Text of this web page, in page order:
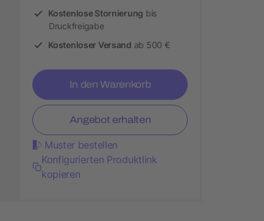
Kostenlose Stornierung bis
Druckfreigabe
Kostenloser Versand ab 500 €
In den Warenkorb
Angebot erhalten
Muster bestellen
Konfigurierten Produktlink
kopieren